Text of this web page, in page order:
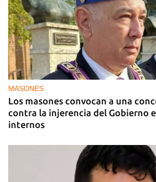
Invitan al primer Encuentros
MASONES
Los masones convocan a una
contra la injerencia del Gobierno
internos